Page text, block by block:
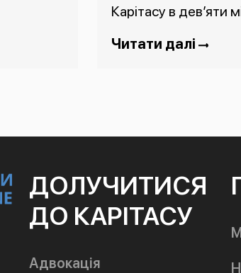
Карітасу в дев’яти
Читати далі
ДОЛУЧИТИСЯ
ДО КАРІТАСУ
Адвокація